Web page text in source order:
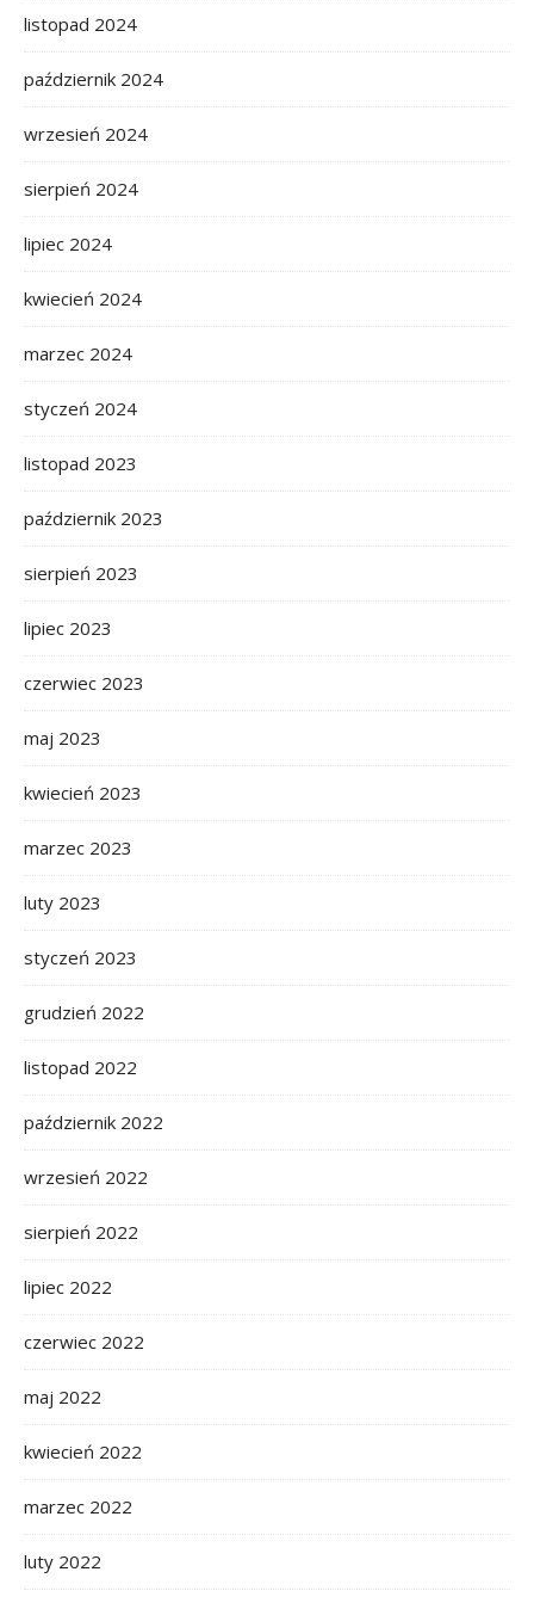
listopad 2024
październik 2024
wrzesień 2024
sierpień 2024
lipiec 2024
kwiecień 2024
marzec 2024
styczeń 2024
listopad 2023
październik 2023
sierpień 2023
lipiec 2023
czerwiec 2023
maj 2023
kwiecień 2023
marzec 2023
luty 2023
styczeń 2023
grudzień 2022
listopad 2022
październik 2022
wrzesień 2022
sierpień 2022
lipiec 2022
czerwiec 2022
maj 2022
kwiecień 2022
marzec 2022
luty 2022